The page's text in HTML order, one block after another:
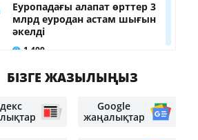
БІЗГЕ ЖАЗЫЛЫҢЫЗ
Google
жаңалықтар